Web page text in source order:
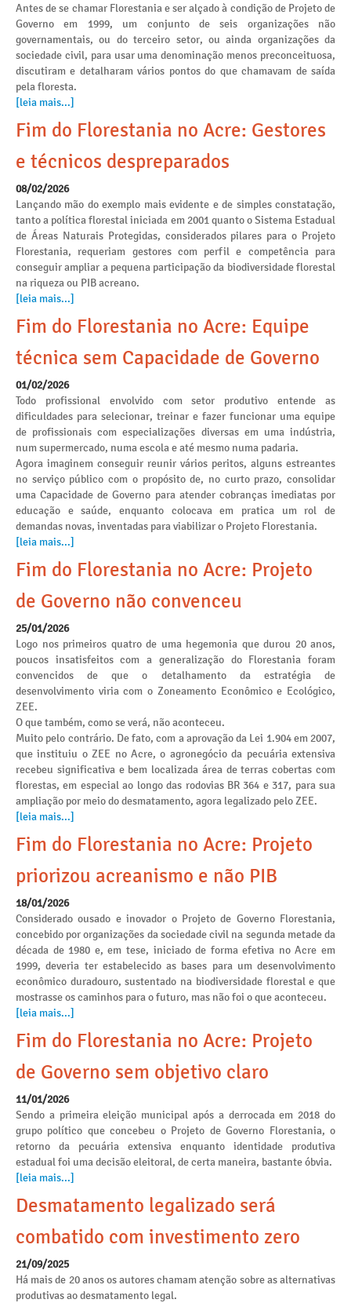
Antes de se chamar Florestania e ser alçado à condição de Projeto de
Governo em 1999, um conjunto de seis organizações não
governamentais, ou do terceiro setor, ou ainda organizações da
sociedade civil, para usar uma denominação menos preconceituosa,
discutiram e detalharam vários pontos do que chamavam de saída
pela floresta.
[leia mais...]
Fim do Florestania no Acre: Gestores
e técnicos despreparados
08/02/2026
Lançando mão do exemplo mais evidente e de simples constatação,
tanto a política florestal iniciada em 2001 quanto o Sistema Estadual
de Áreas Naturais Protegidas, considerados pilares para o Projeto
Florestania, requeriam gestores com perfil e competência para
conseguir ampliar a pequena participação da biodiversidade florestal
na riqueza ou PIB acreano.
[leia mais...]
Fim do Florestania no Acre: Equipe
técnica sem Capacidade de Governo
01/02/2026
Todo profissional envolvido com setor produtivo entende as
dificuldades para selecionar, treinar e fazer funcionar uma equipe
de profissionais com especializações diversas em uma indústria,
num supermercado, numa escola e até mesmo numa padaria.
Agora imaginem conseguir reunir vários peritos, alguns estreantes
no serviço público com o propósito de, no curto prazo, consolidar
uma Capacidade de Governo para atender cobranças imediatas por
educação e saúde, enquanto colocava em pratica um rol de
demandas novas, inventadas para viabilizar o Projeto Florestania.
[leia mais...]
Fim do Florestania no Acre: Projeto
de Governo não convenceu
25/01/2026
Logo nos primeiros quatro de uma hegemonia que durou 20 anos,
poucos insatisfeitos com a generalização do Florestania foram
convencidos de que o detalhamento da estratégia de
desenvolvimento viria com o Zoneamento Econômico e Ecológico,
ZEE.
O que também, como se verá, não aconteceu.
Muito pelo contrário. De fato, com a aprovação da Lei 1.904 em 2007,
que instituiu o ZEE no Acre, o agronegócio da pecuária extensiva
recebeu significativa e bem localizada área de terras cobertas com
florestas, em especial ao longo das rodovias BR 364 e 317, para sua
ampliação por meio do desmatamento, agora legalizado pelo ZEE.
[leia mais...]
Fim do Florestania no Acre: Projeto
priorizou acreanismo e não PIB
18/01/2026
Considerado ousado e inovador o Projeto de Governo Florestania,
concebido por organizações da sociedade civil na segunda metade da
década de 1980 e, em tese, iniciado de forma efetiva no Acre em
1999, deveria ter estabelecido as bases para um desenvolvimento
econômico duradouro, sustentado na biodiversidade florestal e que
mostrasse os caminhos para o futuro, mas não foi o que aconteceu.
[leia mais...]
Fim do Florestania no Acre: Projeto
de Governo sem objetivo claro
11/01/2026
Sendo a primeira eleição municipal após a derrocada em 2018 do
grupo político que concebeu o Projeto de Governo Florestania, o
retorno da pecuária extensiva enquanto identidade produtiva
estadual foi uma decisão eleitoral, de certa maneira, bastante óbvia.
[leia mais...]
Desmatamento legalizado será
combatido com investimento zero
21/09/2025
Há mais de 20 anos os autores chamam atenção sobre as alternativas
produtivas ao desmatamento legal.